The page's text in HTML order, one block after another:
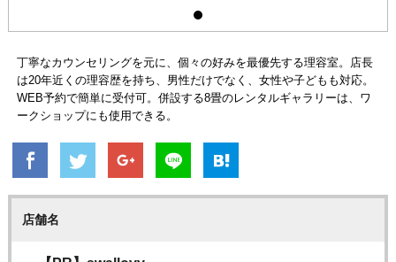
丁寧なカウンセリングを元に、個々の好みを最優先する理容室。店長
は20年近くの理容歴を持ち、男性だけでなく、女性や子どもも対応。
WEB予約で簡単に受付可。併設する8畳のレンタルギャラリーは、ワ
ークショップにも使用できる。
店舗名